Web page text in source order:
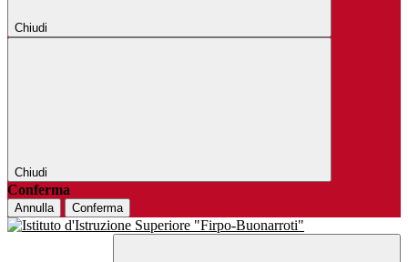
Chiudi
Chiudi
Conferma
Annulla Conferma